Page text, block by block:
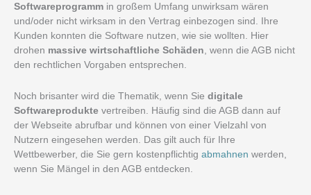
Softwareprogramm in großem Umfang unwirksam wären
und/oder nicht wirksam in den Vertrag einbezogen sind. Ihre
Kunden konnten die Software nutzen, wie sie wollten. Hier
drohen massive wirtschaftliche Schäden , wenn die AGB nicht
den rechtlichen Vorgaben entsprechen.
Noch brisanter wird die Thematik, wenn Sie digitale
Softwareprodukte vertreiben. Häufig sind die AGB dann auf
der Webseite abrufbar und können von einer Vielzahl von
Nutzern eingesehen werden. Das gilt auch für Ihre
Wettbewerber, die Sie gern kostenpflichtig abmahnen werden,
wenn Sie Mängel in den AGB entdecken.